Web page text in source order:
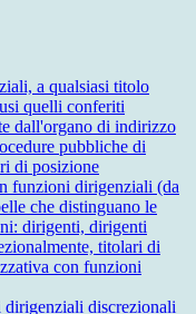
a qualsiasi titolo
quelli conferiti
dall'organo di indirizzo
pubbliche di
di posizione
funzioni dirigenziali (da
che distinguano le
dirigenti, dirigenti
titolari di
con funzioni
discrezionali